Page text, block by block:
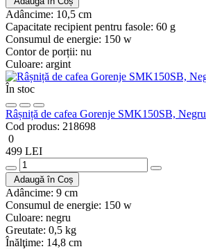
Adâncime: 10,5 cm
Capacitate recipient pentru fasole: 60 g
Consumul de energie: 150 w
Contor de porții: nu
Culoare: argint
În stoc
Râșniță de cafea Gorenje SMK150SB, Negru
Cod produs: 218698
0
499 LEI
Adaugă în Coș
Adâncime: 9 cm
Consumul de energie: 150 w
Culoare: negru
Greutate: 0,5 kg
Înălţime: 14,8 cm